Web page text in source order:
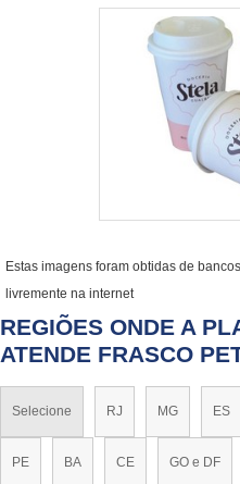
Estas imagens foram obtidas de
livremente na internet
REGIÕES ONDE A
ATENDE FRASCO
Selecione RJ MG ES
PE BA CE GO e DF